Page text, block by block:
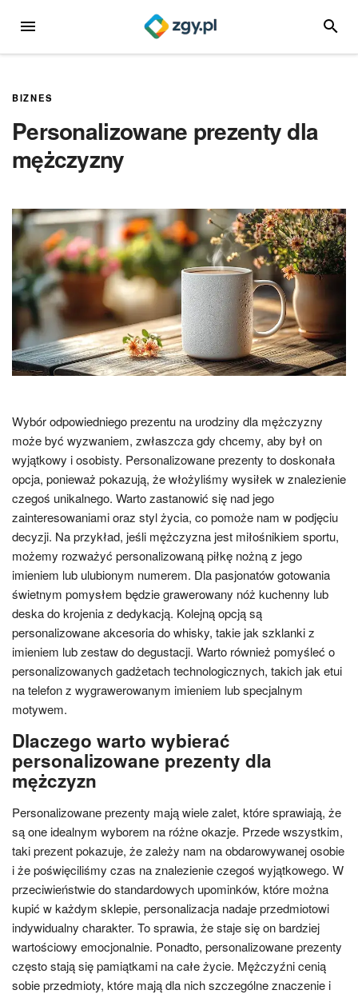
MENU
BIZNES
Personalizowane prezenty dla
mężczyzny
Wybór odpowiedniego prezentu na urodziny dla mężczyzny
może być wyzwaniem, zwłaszcza gdy chcemy, aby był on
wyjątkowy i osobisty. Personalizowane prezenty to doskonała
opcja, ponieważ pokazują, że włożyliśmy wysiłek w znalezienie
czegoś unikalnego. Warto zastanowić się nad jego
zainteresowaniami oraz styl życia, co pomoże nam w podjęciu
decyzji. Na przykład, jeśli mężczyzna jest miłośnikiem sportu,
możemy rozważyć personalizowaną piłkę nożną z jego
imieniem lub ulubionym numerem. Dla pasjonatów gotowania
świetnym pomysłem będzie grawerowany nóż kuchenny lub
deska do krojenia z dedykacją. Kolejną opcją są
personalizowane akcesoria do whisky, takie jak szklanki z
imieniem lub zestaw do degustacji. Warto również pomyśleć o
personalizowanych gadżetach technologicznych, takich jak etui
na telefon z wygrawerowanym imieniem lub specjalnym
motywem.
Dlaczego warto wybierać
personalizowane prezenty dla
mężczyzn
Personalizowane prezenty mają wiele zalet, które sprawiają, że
są one idealnym wyborem na różne okazje. Przede wszystkim,
taki prezent pokazuje, że zależy nam na obdarowywanej osobie
i że poświęciliśmy czas na znalezienie czegoś wyjątkowego. W
przeciwieństwie do standardowych upominków, które można
kupić w każdym sklepie, personalizacja nadaje przedmiotowi
indywidualny charakter. To sprawia, że staje się on bardziej
wartościowy emocjonalnie. Ponadto, personalizowane prezenty
często stają się pamiątkami na całe życie. Mężczyźni cenią
sobie przedmioty, które mają dla nich szczególne znaczenie i